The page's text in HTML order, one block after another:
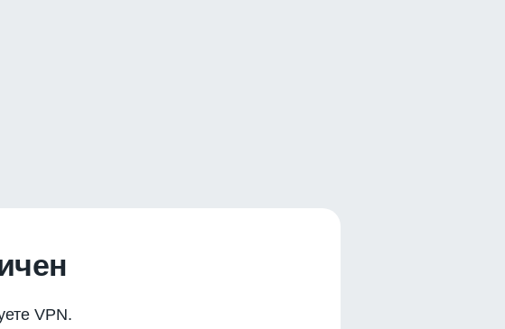
VPN.